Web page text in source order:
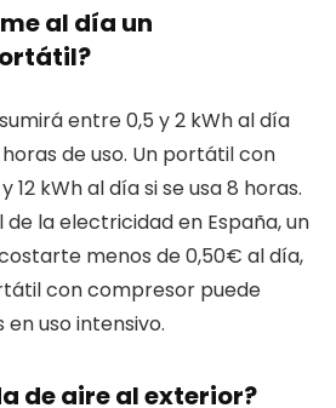
al día un
entre 0,5 y 2 kWh al día
de uso. Un portátil con
kWh al día si se usa 8 horas.
la electricidad en España, un
menos de 0,50€ al día,
con compresor puede
uso intensivo.
de aire al exterior?